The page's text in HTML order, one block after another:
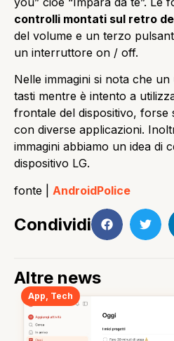
controlli montati sul retro
del volume e un terzo
un interruttore on / off.
Nelle immagini si nota che
tasti mentre è intento a
frontale del dispositivo, forse
con diverse applicazioni.
immagini abbiamo un idea di
dispositivo LG.
fonte | AndroidPolice
Condividi
Altre news
App, Tech